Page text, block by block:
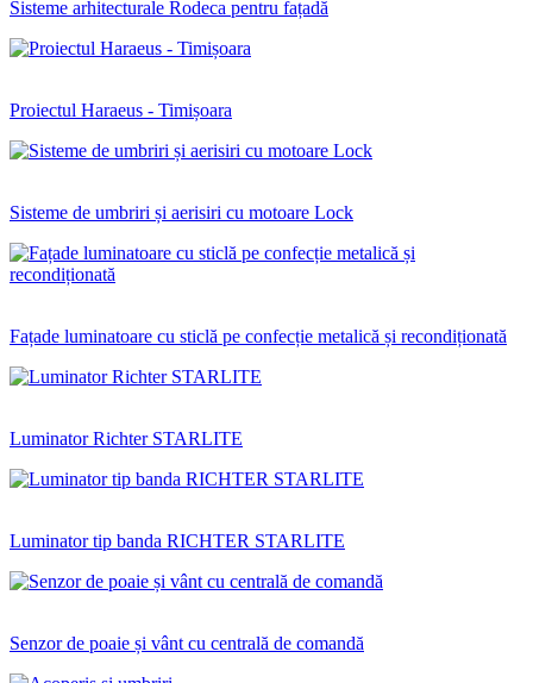
Sisteme arhitecturale Rodeca pentru fațadă
Proiectul Haraeus - Timișoara
Sisteme de umbriri și aerisiri cu motoare Lock
Fațade luminatoare cu sticlă pe confecție metalică și recondiționată
Luminator Richter STARLITE
Luminator tip banda RICHTER STARLITE
Senzor de poaie și vânt cu centrală de comandă